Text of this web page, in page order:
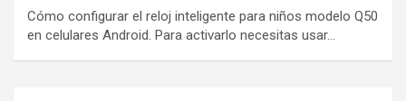
Cómo configurar el reloj inteligente para niños modelo Q50
en celulares Android. Para activarlo necesitas usar…